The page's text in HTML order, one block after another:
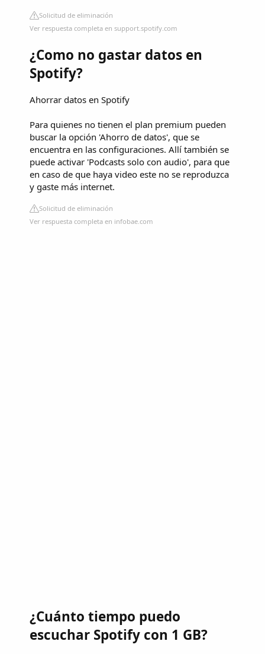
Solicitud de eliminación
Ver respuesta completa en support.spotify.com
¿Como no gastar datos en
Spotify?
Ahorrar datos en Spotify
Para quienes no tienen el plan premium pueden
buscar la opción 'Ahorro de datos', que se
encuentra en las configuraciones. Allí también se
puede activar 'Podcasts solo con audio', para que
en caso de que haya video este no se reproduzca
y gaste más internet.
Solicitud de eliminación
Ver respuesta completa en infobae.com
¿Cuánto tiempo puedo
escuchar Spotify con 1 GB?